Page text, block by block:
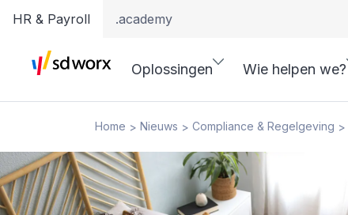
HR & Payroll .academy
Oplossingen Wie helpen we?
Home > Nieuws > Compliance & Regelgeving >